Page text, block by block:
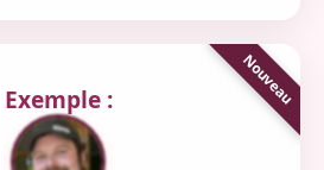
Exemple :